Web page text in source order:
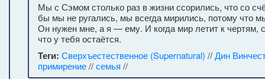
Мы с Сэмом столько раз в жизни ссорились, что со
бы мы не ругались, мы всегда мирились, потому что
Он нужен мне, а я — ему. И когда мир летит к чертям,
что у тебя остаётся.
Теги: Сверхъестественное (Supernatural) //Дин
примирение//семья //